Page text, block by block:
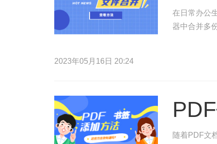
在日常办公
器中合并多
2023年05月16日 20:24
随着PDF文